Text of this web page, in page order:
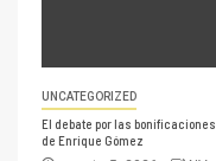
UNCATEGORIZED
El debate por las
de Enrique Gómez